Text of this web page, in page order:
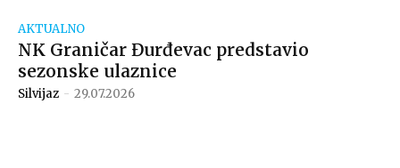
AKTUALNO
NK Graničar Đurđevac predstavio
sezonske ulaznice
Silvijaz - 29.07.2026